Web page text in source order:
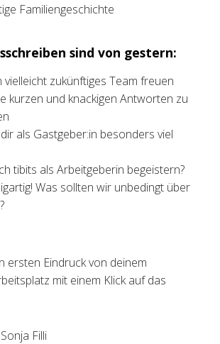
Familiengeschichte
sind von gestern:
vielleicht zukünftiges Team freuen
kurzen und knackigen Antworten zu
als Gastgeber:in besonders viel
tibits als Arbeitgeberin begeistern?
Was sollten wir unbedingt über
ersten Eindruck von deinem
mit einem Klick auf das
Sonja Filli